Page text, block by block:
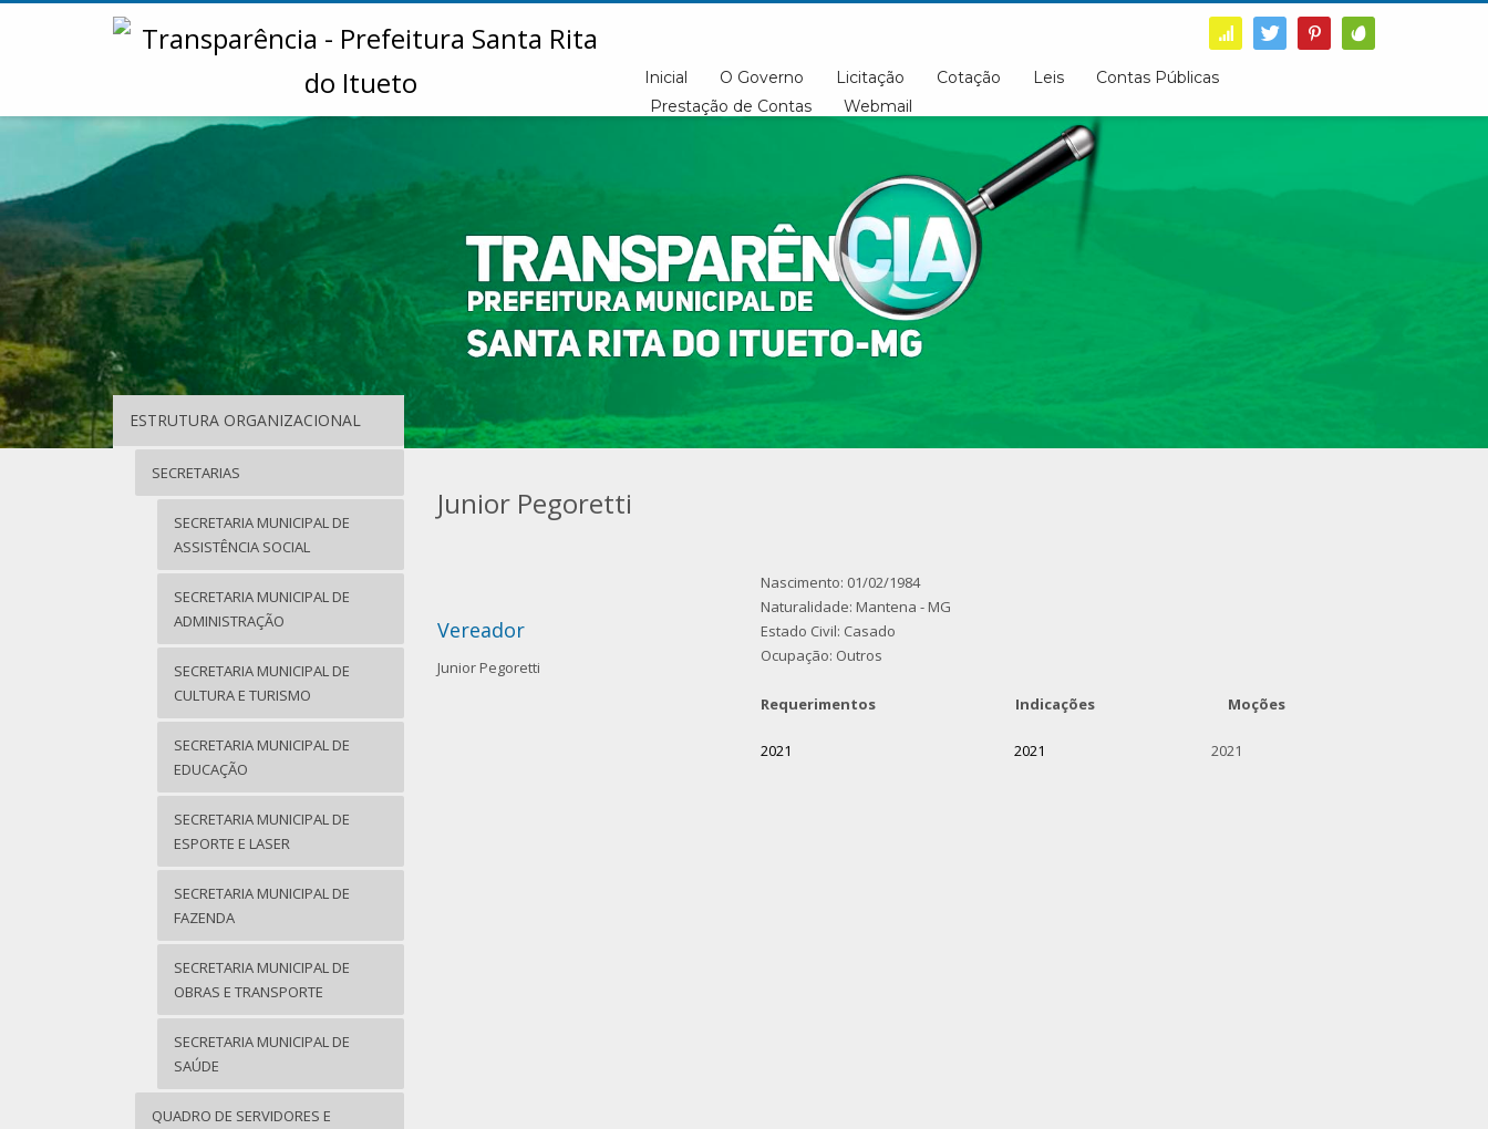
Inicial O Governo Licitação Cotação Leis
Contas Públicas
Prestação de Contas
Webmail
ESTRUTURA ORGANIZACIONAL
SECRETARIAS
SECRETARIA MUNICIPAL DE
ASSISTÊNCIA SOCIAL
SECRETARIA MUNICIPAL DE
ADMINISTRAÇÃO
SECRETARIA MUNICIPAL DE
CULTURA E TURISMO
SECRETARIA MUNICIPAL DE
EDUCAÇÃO
SECRETARIA MUNICIPAL DE
ESPORTE E LASER
SECRETARIA MUNICIPAL DE
FAZENDA
SECRETARIA MUNICIPAL DE
OBRAS E TRANSPORTE
SECRETARIA MUNICIPAL DE
SAÚDE
QUADRO DE SERVIDORES E
Junior Pegoretti
Vereador
Junior Pegoretti
Nascimento: 01/02/1984
Naturalidade: Mantena - MG
Estado Civil: Casado
Ocupação: Outros
Requerimentos Indicações Moções
2021 2021 2021